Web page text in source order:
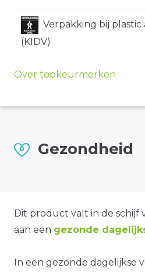
Verpakking bij plastic
(KIDV)
Over topkeurmerken
Gezondheid
Dit product valt in de schijf
aan een gezonde
In een gezonde dagelijkse